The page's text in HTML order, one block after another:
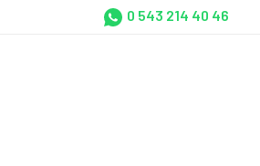
0 543 214 40 46